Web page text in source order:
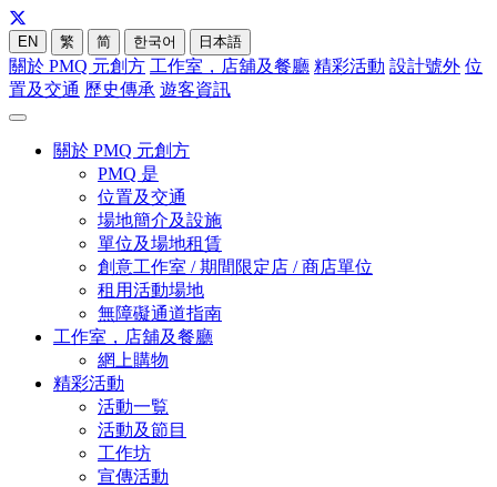
EN 繁 简 한국어 日本語
關於 PMQ 元創方 工作室，店舖及餐廳 精彩活動 設計號外 位
置及交通 歷史傳承 遊客資訊
關於 PMQ 元創方
PMQ 是
位置及交通
場地簡介及設施
單位及場地租賃
創意工作室 / 期間限定店 / 商店單位
租用活動場地
無障礙通道指南
工作室，店舖及餐廳
網上購物
精彩活動
活動一覧
活動及節目
工作坊
宣傳活動